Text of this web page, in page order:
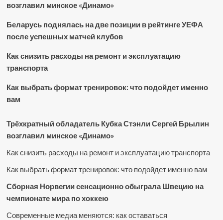
возглавил минское «Динамо»
Беларусь поднялась на две позиции в рейтинге УЕФА
после успешных матчей клубов
Как снизить расходы на ремонт и эксплуатацию
транспорта
Как выбрать формат тренировок: что подойдет именно
вам
Трёхкратный обладатель Кубка Стэнли Сергей Брылин
возглавил минское «Динамо»
Как снизить расходы на ремонт и эксплуатацию транспорта
Как выбрать формат тренировок: что подойдет именно вам
Сборная Норвегии сенсационно обыграла Швецию на
чемпионате мира по хоккею
Современные медиа меняются: как оставаться